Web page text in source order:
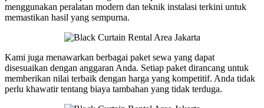
menggunakan peralatan modern dan teknik instalasi terkini untuk
memastikan hasil yang sempurna.
Kami juga menawarkan berbagai paket sewa yang dapat
disesuaikan dengan anggaran Anda. Setiap paket dirancang untuk
memberikan nilai terbaik dengan harga yang kompetitif. Anda tidak
perlu khawatir tentang biaya tambahan yang tidak terduga.